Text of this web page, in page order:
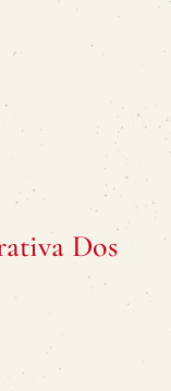
Dos